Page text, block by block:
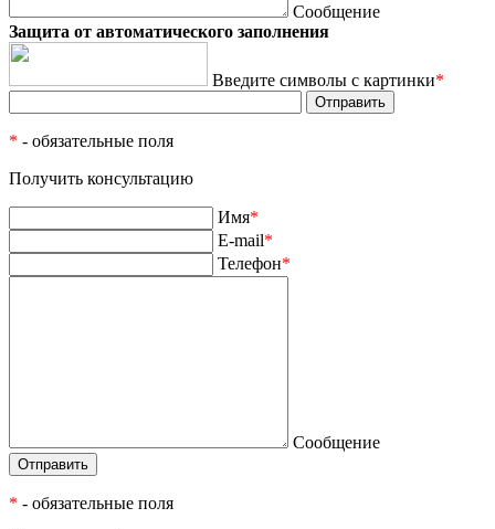
Сообщение
Защита от автоматического заполнения
Введите символы с картинки*
* - обязательные поля
Получить консультацию
Имя*
E-mail*
Телефон*
Сообщение
* - обязательные поля